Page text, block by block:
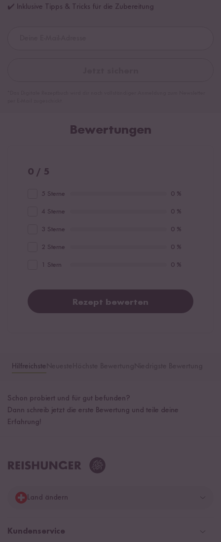
✔️ Inklusive Tipps & Tricks für die Zubereitung
Bewertungen
0 / 5
5 Sterne 0 %
4 Sterne 0 %
3 Sterne 0 %
2 Sterne 0 %
1 Stern 0 %
Rezept bewerten
Hilfreichste
Schon probiert und für gut befunden?
Dann schreib jetzt die erste Bewertung und teile deine
Erfahrung!
Land ändern
Deutschland
Kundenservice